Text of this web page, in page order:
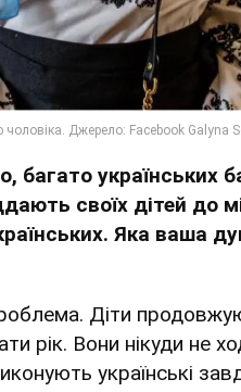
багато українських
своїх дітей до
Яка ваша
Діти
рік. Вони нікуди не
українські